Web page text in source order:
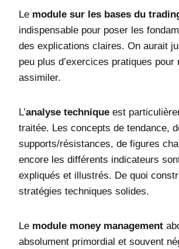
Le module sur les bases du
indispensable pour poser les
des explications claires. On aurait
peu plus d’exercices pratiques pour
assimiler.
L’analyse technique est
traitée. Les concepts de tendance,
supports/résistances, de figures
encore les différents indicateurs
expliqués et illustrés. De quoi
stratégies techniques solides.
Le module money management
absolument primordial et souvent